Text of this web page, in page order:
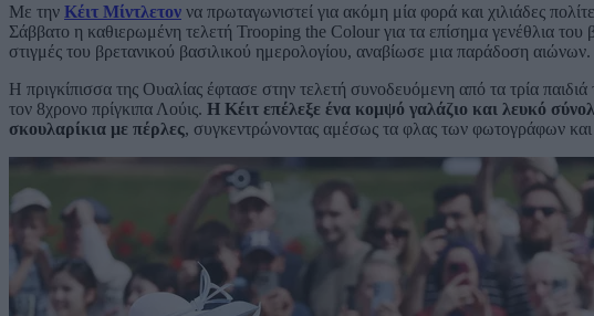
Με την Κέιτ Μίντλετον να πρωταγωνιστεί για ακόμη μία φορά και χιλιάδες
Σάββατο η καθιερωμένη τελετή Trooping the Colour για τα επίσημα γενέθλια
στιγμές του βρετανικού βασιλικού ημερολογίου, αναβίωσε μια παράδοση αιώνων.
Η πριγκίπισσα της Ουαλίας έφτασε στην τελετή συνοδευόμενη από τα τρία
τον 8χρονο πρίγκιπα Λούις. Η Κέιτ επέλεξε ένα κομψό γαλάζιο και λευκό
σκουλαρίκια με πέρλες, συγκεντρώνοντας αμέσως τα φλας των φωτογράφων